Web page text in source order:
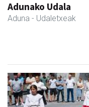
Coviran Karrika
Andoain - Janari-dendak